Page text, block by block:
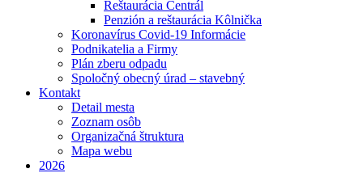
Reštaurácia Centrál
Penzión a reštaurácia Kôlnička
Koronavírus Covid-19 Informácie
Podnikatelia a Firmy
Plán zberu odpadu
Spoločný obecný úrad – stavebný
Kontakt
Detail mesta
Zoznam osôb
Organizačná štruktura
Mapa webu
2026